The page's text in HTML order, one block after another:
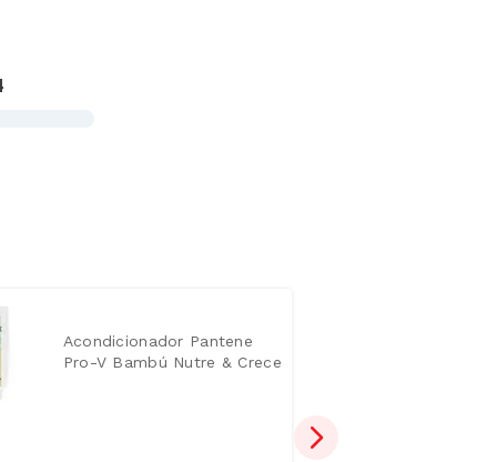
Acondicionador Pantene
Pro-V Bambú Nutre & Crece